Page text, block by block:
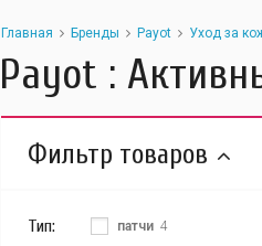
Главная Бренды Payot Уход за
Payot :
Фильтр товаров
Тип: патчи 4